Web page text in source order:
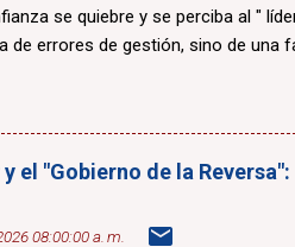
se quiebre y se perciba al "
de errores de gestión, sino de una
el "Gobierno de la
08:00:00 a. m.